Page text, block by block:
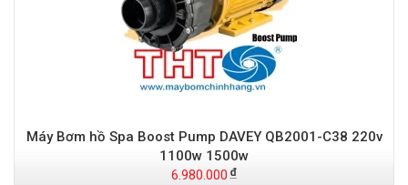
Máy Bơm hồ Spa Boost Pump DAVEY QB2001-C38 220v
1100w 1500w
6.980.000